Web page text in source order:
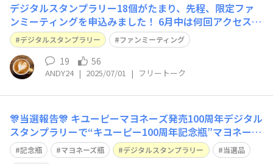
デジタルスタンプラリー18個がたまり、先程、限定ファ
ンミーティングを申込みました！ 6月中は何回アクセスし
ても応募のボタンが押せず、ヤキモキしてましたが、7月
になって、ようやくボタンが押せるようになりました〜😉
スタンプが貯まってるのに応募できなかった方は、アクセ
スしてみてくださ~い✨
デジタルスタンプラリー ファンミーティング
19 56
ANDY24 | 2025/07/01 | フリートーク
🎊当選報告🎊 キユーピーマヨネーズ発売100周年デジタル
スタンプラリーで“キユーピー100周年記念瓶”マヨネーズ
届きました🥰 瓶マヨネーズ集めてるので、特に今回の記
念品は 永久保存モノです。100の数字が神々しい❇️ ありが
記念瓶 マヨネーズ瓶 デジタルスタンプラリー
当選品